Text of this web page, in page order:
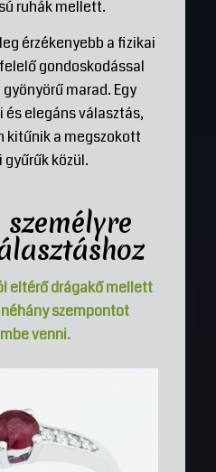
ruhák mellett.
érzékenyebb a fizikai
gondoskodással
marad. Egy
és elegáns választás,
kitűnik a megszokott
gyűrűk közül.
eltérő drágakő mellett
szempontot
venni.